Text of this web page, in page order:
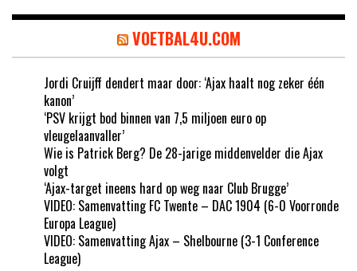
VOETBAL4U.COM
Jordi Cruijff dendert maar door: ‘Ajax haalt nog zeker één
kanon’
‘PSV krijgt bod binnen van 7,5 miljoen euro op
vleugelaanvaller’
Wie is Patrick Berg? De 28-jarige middenvelder die Ajax
volgt
‘Ajax-target ineens hard op weg naar Club Brugge’
VIDEO: Samenvatting FC Twente – DAC 1904 (6-0 Voorronde
Europa League)
VIDEO: Samenvatting Ajax – Shelbourne (3-1 Conference
League)